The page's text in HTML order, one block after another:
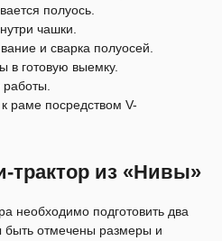
полуось.
чашки.
и сварка полуосей.
в готовую выемку.
раме посредством V-
трактор из «Нивы»
необходимо подготовить два
отмечены размеры и